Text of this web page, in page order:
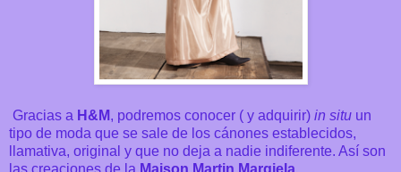
Gracias a H&M, podremos conocer ( y adquirir) in situ un
tipo de moda que se sale de los cánones establecidos,
llamativa, original y que no deja a nadie indiferente. Así son
las creaciones de la Maison Martin Margiela.